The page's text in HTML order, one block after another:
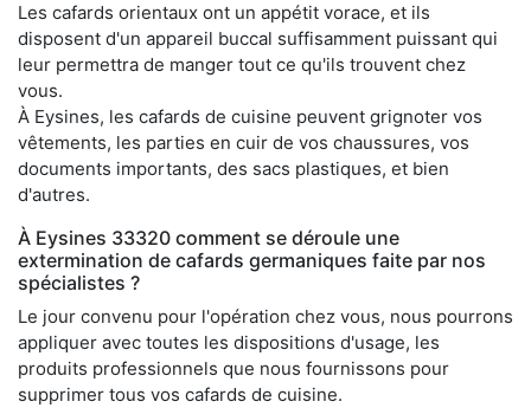
Les cafards orientaux ont un appétit vorace, et ils
disposent d'un appareil buccal suffisamment puissant qui
leur permettra de manger tout ce qu'ils trouvent chez
vous.
À Eysines, les cafards de cuisine peuvent grignoter vos
vêtements, les parties en cuir de vos chaussures, vos
documents importants, des sacs plastiques, et bien
d'autres.
À Eysines 33320 comment se déroule une
extermination de cafards germaniques faite par nos
spécialistes ?
Le jour convenu pour l'opération chez vous, nous pourrons
appliquer avec toutes les dispositions d'usage, les
produits professionnels que nous fournissons pour
supprimer tous vos cafards de cuisine.